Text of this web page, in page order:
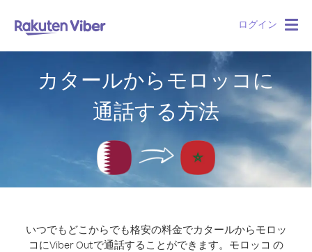
ログイン
カタールからモロッコに
通話する方法
いつでもどこからでも格安の料金でカタールからモロッ
コにViber Outで通話することができます。 モロッコ の